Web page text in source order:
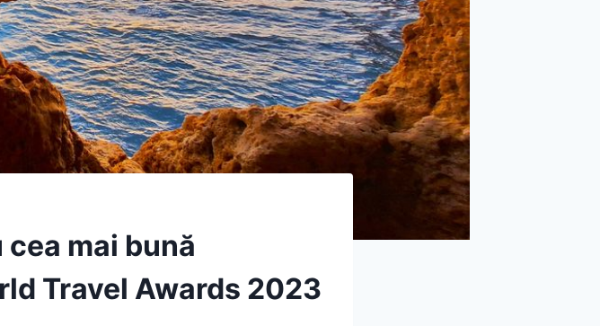
mai bună
Travel Awards 2023